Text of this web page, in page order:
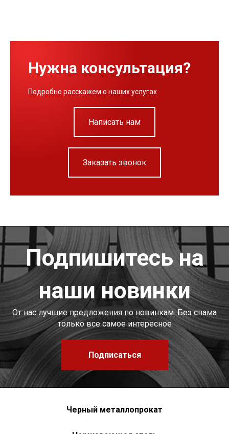
Нужна консультация?
Подробно расскажем о наших услугах
Написать нам
Заказать звонок
Подпишитесь на
наши новинки
От нас лучшие предложения по новинкам. Без спама
только все самое интересное
Подписаться
Черный металлопрокат